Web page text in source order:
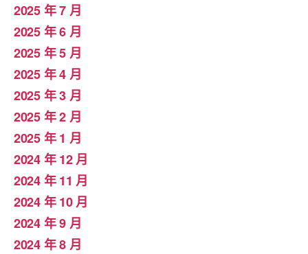
2025 年 7 月
2025 年 6 月
2025 年 5 月
2025 年 4 月
2025 年 3 月
2025 年 2 月
2025 年 1 月
2024 年 12 月
2024 年 11 月
2024 年 10 月
2024 年 9 月
2024 年 8 月